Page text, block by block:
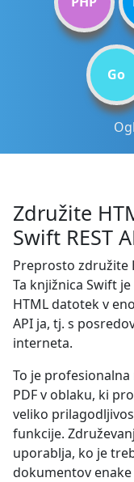
Go
Združite
Swift REST
Preprosto združite
Ta knjižnica Swift
HTML datotek v
API ja, tj. s
interneta.
To je profesionalna
PDF v oblaku, ki
veliko
funkcije.
uporablja, ko je
dokumentov